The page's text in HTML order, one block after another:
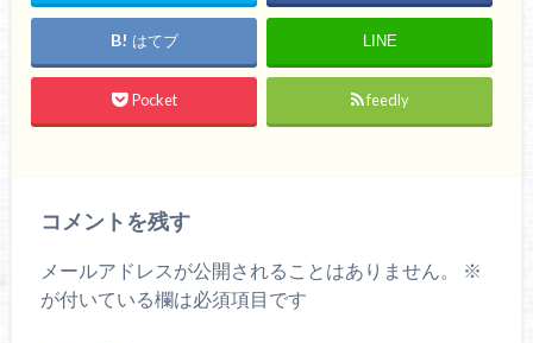
はてブ LINE
Pocket feedly
コメントを残す
メールアドレスが公開されることはありません。
※
が付いている欄は必須項目です